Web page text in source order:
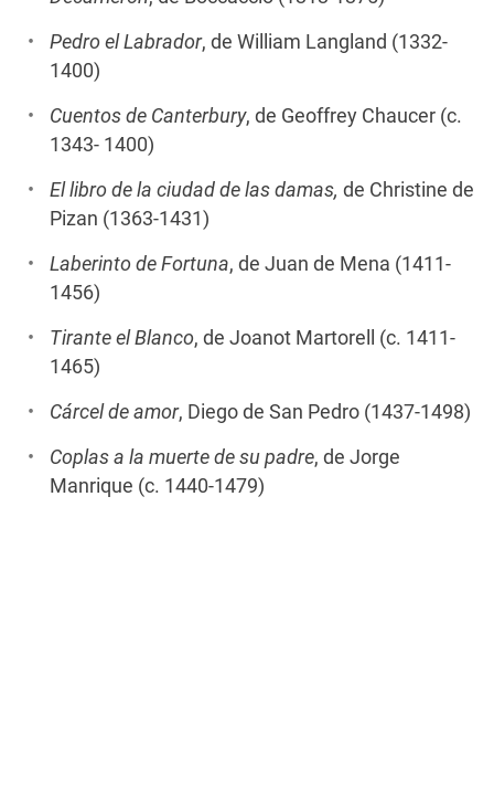
Pedro el Labrador, de William Langland (1332-
1400)
Cuentos de Canterbury, de Geoffrey Chaucer (c.
1343- 1400)
El libro de la ciudad de las damas, de Christine de
Pizan (1363-1431)
Laberinto de Fortuna, de Juan de Mena (1411-
1456)
Tirante el Blanco, de Joanot Martorell (c. 1411-
1465)
Cárcel de amor, Diego de San Pedro (1437-1498)
Coplas a la muerte de su padre, de Jorge
Manrique (c. 1440-1479)